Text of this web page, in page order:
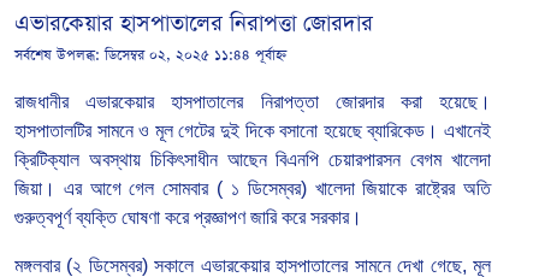
এভারকেয়ার হাসপাতালের নিরাপত্তা জোরদার
সর্বশেষ উপলব্ধ:ডিসেম্বর ০২, ২০২৫ ১১:৪৪ পূর্বাহ্ন
রাজধানীর এভারকেয়ার হাসপাতালের নিরাপত্তা জোরদার করা হয়েছে।
হাসপাতালটির সামনে ও মূল গেটের দুই দিকে বসানো হয়েছে ব্যারিকেড। এখানেই
ক্রিটিক্যাল অবস্থায় চিকিৎসাধীন আছেন বিএনপি চেয়ারপারসন বেগম খালেদা
জিয়া। এর আগে গেল সোমবার ( ১ ডিসেম্বর) খালেদা জিয়াকে রাষ্ট্রের অতি
গুরুত্বপূর্ণ ব্যক্তি ঘোষণা করে প্রজ্ঞাপণ জারি করে সরকার।
মঙ্গলবার (২ ডিসেম্বর) সকালে এভারকেয়ার হাসপাতালের সামনে দেখা গেছে, মূল